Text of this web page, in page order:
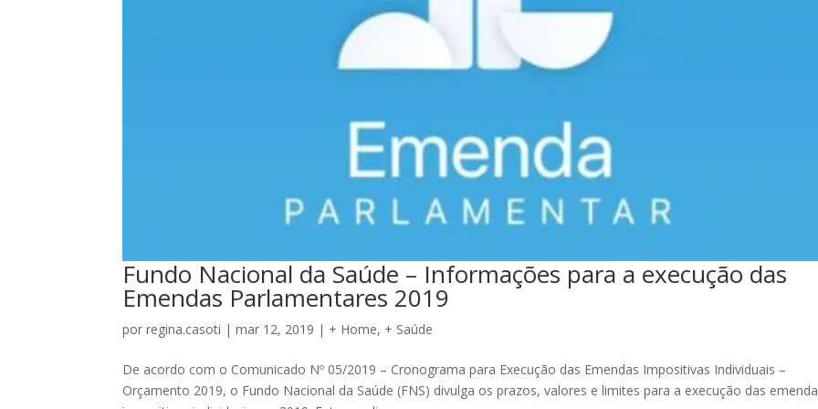
Fundo Nacional da Saúde – Informações para a execução das
Emendas Parlamentares 2019
porregina.casoti |mar 12, 2019 | + Home, + Saúde
De acordo com o Comunicado Nº 05/2019 – Cronograma para Execução das Emendas Impositivas Individuais –
Orçamento 2019, o Fundo Nacional da Saúde (FNS) divulga os prazos, valores e limites para a execução das